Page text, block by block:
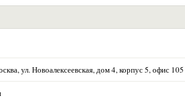
ул. Новоалексеевская, дом 4, корпус 5, офис 105